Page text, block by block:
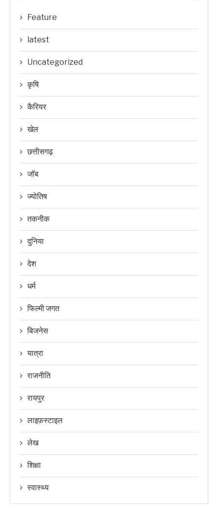
Feature
latest
Uncategorized
कृषि
कैरियर
खेल
छत्तीसगढ़
जॉब
ज्योतिष
तकनीक
दुनिया
देश
धर्म
फिल्मी जगत
बिजनेस
यात्रा
राजनीति
रायपुर
लाइफ़स्टाइल
लेख
शिक्षा
स्वास्थ्य